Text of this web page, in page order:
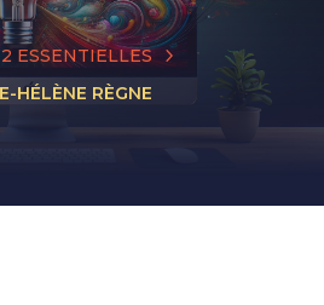
ESSENTIELLES5
HÉLÈNE RÈGNE